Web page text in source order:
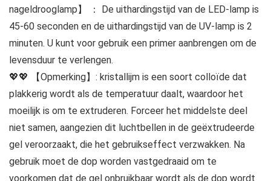
nageldrooglamp】 ： De uithardingstijd van de LED-lamp is
45-60 seconden en de uithardingstijd van de UV-lamp is 2
minuten. U kunt voor gebruik een primer aanbrengen om de
levensduur te verlengen.
💖💖 【Opmerking】: kristallijm is een soort colloïde dat
plakkerig wordt als de temperatuur daalt, waardoor het
moeilijk is om te extruderen. Forceer het middelste deel
niet samen, aangezien dit luchtbellen in de geëxtrudeerde
gel veroorzaakt, die het gebruikseffect verzwakken. Na
gebruik moet de dop worden vastgedraaid om te
voorkomen dat de gel onbruikbaar wordt als de dop wordt